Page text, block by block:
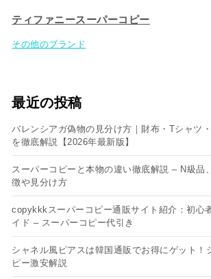
ティファニースーパーコピー
その他のブランド
最近の投稿
バレンシアガ偽物の見分け方｜財布・Tシャツ
を徹底解説【2026年最新版】
スーパーコピーと本物の違い徹底解説 – N級品
徴や見分け方
copykkkスーパーコピー通販サイト紹介：初心
イド – スーパーコピー代引き
シャネル風ピアスは韓国通販でお得にゲット！
ピー​激安解説